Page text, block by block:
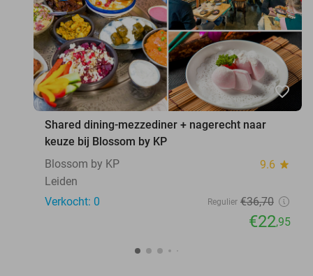
favorite_border
Shared dining-mezzediner + nagerecht naar
keuze bij Blossom by KP
Blossom by KP
9.6 star
Leiden
Verkocht: 0
Regulier €36,70
€22,95